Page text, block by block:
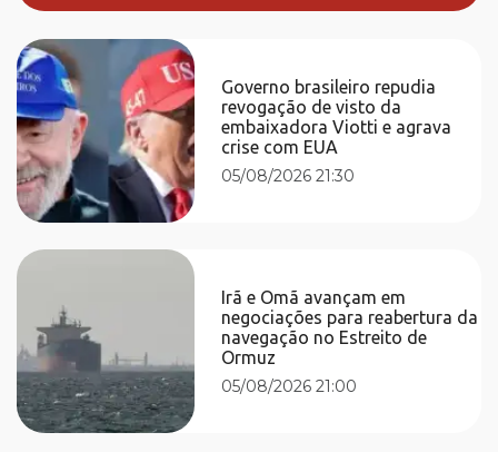
Governo brasileiro repudia
revogação de visto da
embaixadora Viotti e agrava
crise com EUA
05/08/2026 21:30
Irã e Omã avançam em
negociações para reabertura da
navegação no Estreito de
Ormuz
05/08/2026 21:00